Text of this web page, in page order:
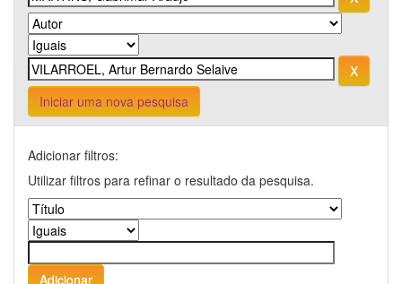
Iniciar uma nova pesquisa
Adicionar filtros:
Utilizar filtros para refinar o resultado da pesquisa.